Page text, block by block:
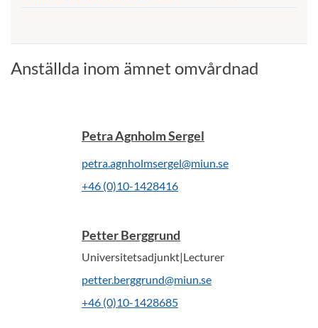
Anställda inom ämnet omvårdnad
Petra Agnholm Sergel
petra.agnholmsergel@miun.se
+46 (0)10-1428416
Petter Berggrund
Universitetsadjunkt|Lecturer
petter.berggrund@miun.se
+46 (0)10-1428685